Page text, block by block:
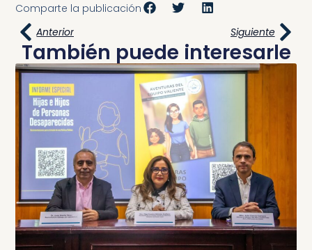
Comparte la publicación
Anterior
Siguiente
También puede interesarle